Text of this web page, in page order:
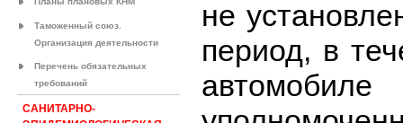
Таможенный союз.
Организация деятельности
Перечень обязательных
требований
САНИТАРНО-
не
период, в
автомобиле